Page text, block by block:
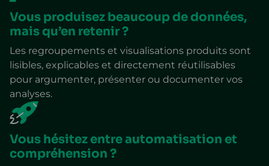
Vous produisez beaucoup de données,
mais qu’en retenir ?
Les regroupements et visualisations produits sont
lisibles, explicables et directement réutilisables
pour argumenter, présenter ou documenter vos
analyses.
Vous hésitez entre automatisation et
compréhension ?